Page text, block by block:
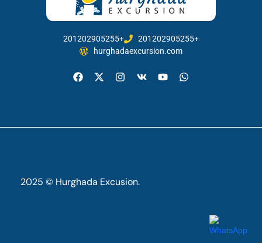
201202905255+
201202905255+
hurghadaexcursion.com
2025 © Hurghada Excusion.